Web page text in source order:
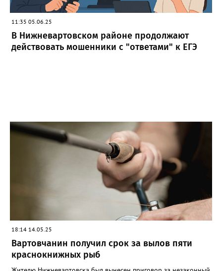
11:35 05.06.25
В Нижневартовском районе продолжают
действовать мошенники с "ответами" к ЕГЭ
18:14 14.05.25
Вартовчанин получил срок за вылов пяти
краснокнижных рыб